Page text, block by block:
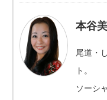
本谷
尾道・
ト。
ソーシ